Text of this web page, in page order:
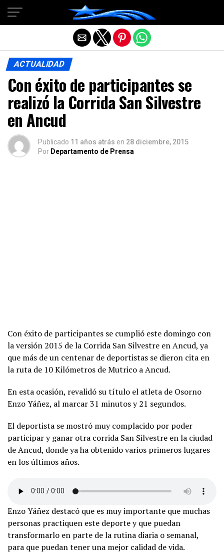
ACTUALIDAD
Con éxito de participantes se
realizó la Corrida San Silvestre
en Ancud
Publicado 11 años atrás en 28 diciembre, 2015
Por Departamento de Prensa
Con éxito de participantes se cumplió este domingo con
la versión 2015 de la Corrida San Silvestre en Ancud, ya
que más de un centenar de deportistas se dieron cita en
la ruta de 10 Kilómetros de Mutrico a Ancud.
En esta ocasión, revalidó su título el atleta de Osorno
Enzo Yáñez, al marcar 31 minutos y 21 segundos.
El deportista se mostró muy complacido por poder
participar y ganar otra corrida San Silvestre en la ciudad
de Ancud, donde ya ha obtenido varios primeros lugares
en los últimos años.
Enzo Yáñez destacó que es muy importante que muchas
personas practiquen este deporte y que puedan
transformarlo en parte de la rutina diaria o semanal,
para que puedan tener una mejor calidad de vida.
Salir de la versión móvil